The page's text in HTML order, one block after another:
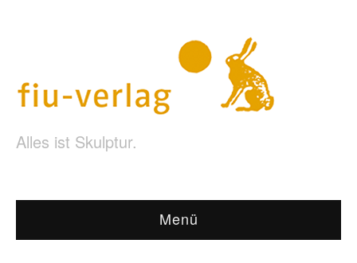
Alles ist Skulptur.
Menü